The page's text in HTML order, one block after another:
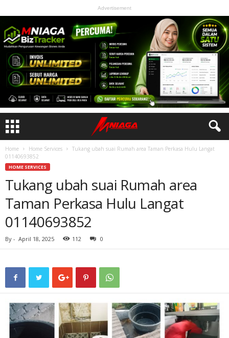
Advertisement
Home Home Services
Tukang ubah suai Rumah area Taman Perkasa Hulu Langat
01140693852
HOME SERVICES
Tukang ubah suai Rumah area
Taman Perkasa Hulu Langat
01140693852
By - April 18, 2025 112 0